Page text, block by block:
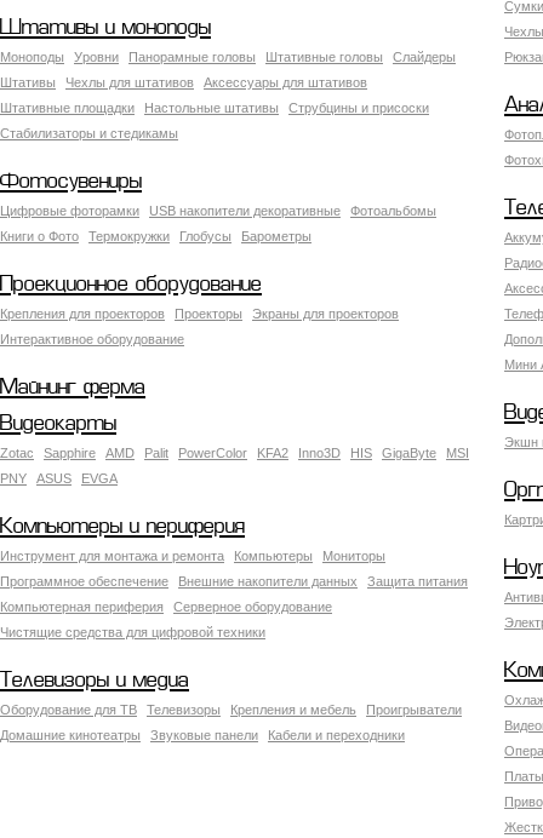
Штативы и моноподы
Моноподы Уровни Панорамные головы Штативные головы
Слайдеры
Штативы
Чехлы для штативов
Аксессуары для штативов
Штативные площадки
Настольные штативы
Струбцины и присоски
Стабилизаторы и стедикамы
Фотосувениры
Цифровые фоторамки USB накопители декоративные
Фотоальбомы
Книги о Фото
Термокружки Глобусы Барометры
Мини
Проекционное оборудование
Крепления для проекторов Проекторы
Экраны для проекторов
Интерактивное оборудование
Майнинг ферма
Экшн
Видеокарты
Zotac Sapphire AMD Palit PowerColor KFA2 Inno3D HIS GigaByte
MSI
PNY
ASUS EVGA
Компьютеры и периферия
Инструмент для монтажа и ремонта Компьютеры
Мониторы
Программное обеспечение
Внешние накопители данных
Защита питания
Компьютерная периферия
Серверное оборудование
Чистящие средства для цифровой техники
Телевизоры и медиа
Оборудование для ТВ Телевизоры Крепления и мебель
Проигрыватели
Домашние кинотеатры
Звуковые панели Кабели и переходники